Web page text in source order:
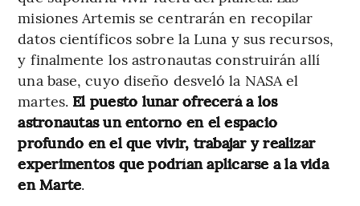
misiones Artemis se centrarán en recopilar
datos científicos sobre la Luna y sus recursos,
y finalmente los astronautas construirán allí
una base, cuyo diseño desveló la NASA el
martes. El puesto lunar ofrecerá a los
astronautas un entorno en el espacio
profundo en el que vivir, trabajar y realizar
experimentos que podrían aplicarse a la vida
en Marte.